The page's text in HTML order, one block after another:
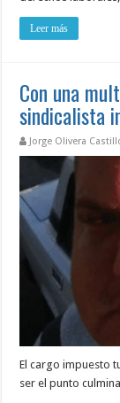
Leer más
Con una
sindicalista
Jorge Olivera
El cargo impuesto
ser el punto